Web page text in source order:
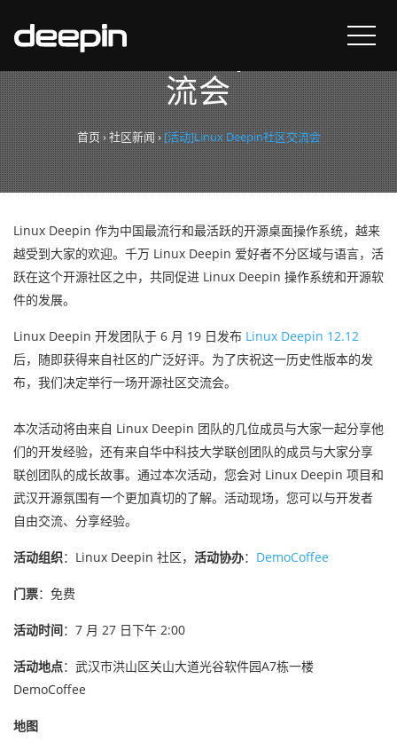
[活动]Linux Deepin社区交
流会
首页›社区新闻›[活动]Linux Deepin社区交流会
Linux Deepin 作为中国最流行和最活跃的开源桌面操作系统，越来
越受到大家的欢迎。千万 Linux Deepin 爱好者不分区域与语言，活
跃在这个开源社区之中，共同促进 Linux Deepin 操作系统和开源软
件的发展。
Linux Deepin 开发团队于 6 月 19 日发布 Linux Deepin 12.12
后，随即获得来自社区的广泛好评。为了庆祝这一历史性版本的发
布，我们决定举行一场开源社区交流会。
本次活动将由来自 Linux Deepin 团队的几位成员与大家一起分享他
们的开发经验，还有来自华中科技大学联创团队的成员与大家分享
联创团队的成长故事。通过本次活动，您会对 Linux Deepin 项目和
武汉开源氛围有一个更加真切的了解。活动现场，您可以与开发者
自由交流、分享经验。
活动组织：Linux Deepin 社区， 活动协办： DemoCoffee
门票：免费
活动时间：7 月 27 日下午 2:00
活动地点：武汉市洪山区关山大道光谷软件园A7栋一楼
DemoCoffee
地图